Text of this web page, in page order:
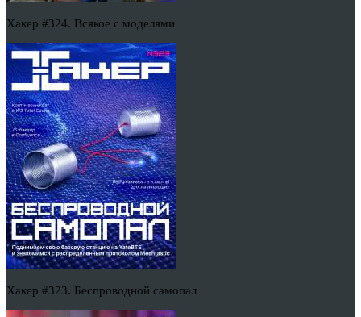
Хакер #324. Всякое с моделями
Хакер #323. Беспроводной самопал